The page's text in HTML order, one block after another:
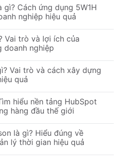
gì? Cách ứng dụng 5W1H
nghiệp hiệu quả
Vai trò và lợi ích của
doanh nghiệp
Vai trò và cách xây dựng
quả
hiểu nền tảng HubSpot
hàng đầu thế giới
là gì? Hiểu đúng về
lý thời gian hiệu quả